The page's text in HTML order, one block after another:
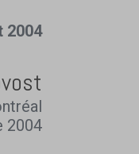
2004
2004